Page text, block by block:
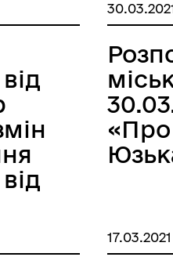
17.03.2021